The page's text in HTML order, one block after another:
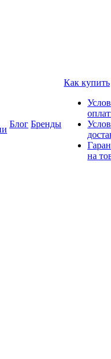
Блог Бренды
Как купить
на